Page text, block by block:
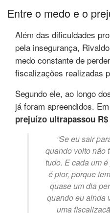
Entre o medo e o
Além das dificuldades
pela insegurança,
medo constante de
fiscalizações realizadas
Segundo ele, ao longo
já foram apreendidos.
prejuízo ultrapassou
“Se eu sair
quando volto não
tudo. E cada um
é pior, porque
quase um dia
quando eu ainda
uma